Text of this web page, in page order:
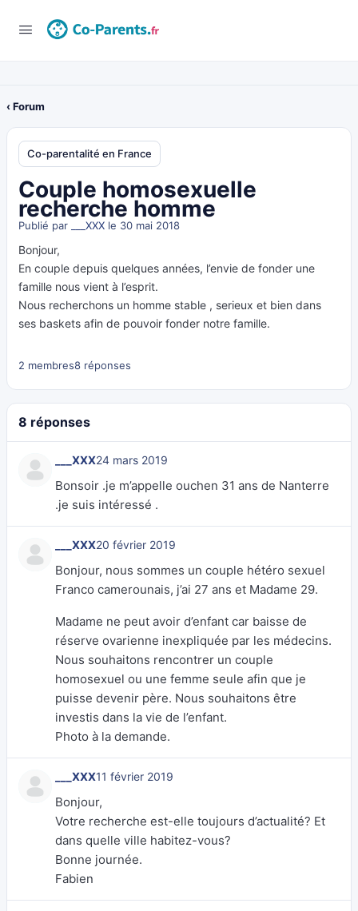
‹ Forum
Co-parentalité en France
Couple homosexuelle
recherche homme
Publié par ___XXX le 30 mai 2018
Bonjour,
En couple depuis quelques années, l’envie de fonder une
famille nous vient à l’esprit.
Nous recherchons un homme stable , serieux et bien dans
ses baskets afin de pouvoir fonder notre famille.
2 membres8 réponses
8 réponses
___XXX24 mars 2019
Bonsoir .je m’appelle ouchen 31 ans de Nanterre
.je suis intéressé .
___XXX20 février 2019
Bonjour, nous sommes un couple hétéro sexuel
Franco camerounais, j’ai 27 ans et Madame 29.
Madame ne peut avoir d’enfant car baisse de
réserve ovarienne inexpliquée par les médecins.
Nous souhaitons rencontrer un couple
homosexuel ou une femme seule afin que je
puisse devenir père. Nous souhaitons être
investis dans la vie de l’enfant.
Photo à la demande.
___XXX11 février 2019
Bonjour,
Votre recherche est-elle toujours d’actualité? Et
dans quelle ville habitez-vous?
Bonne journée.
Fabien